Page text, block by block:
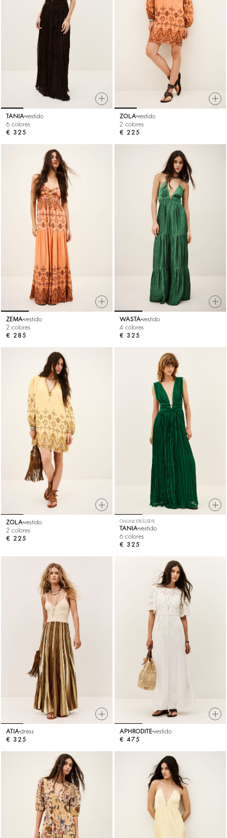
TANIA vestido
6 colores
€ 325
ZOLA vestido
2 colores
€ 225
ZEMA vestido
2 colores
€ 285
WASTA vestido
4 colores
€ 325
ZOLA vestido
2 colores
€ 225
ONLINE EXCLUSIVE
TANIA vestido
6 colores
€ 325
ATIA dress
€ 325
APHRODITE vestido
€ 475